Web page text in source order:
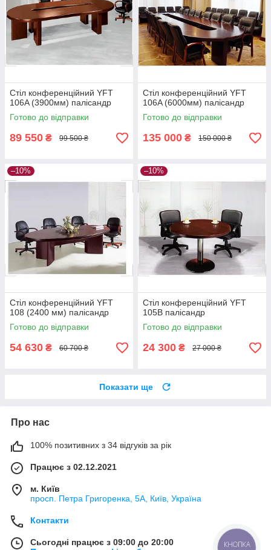
Стіл конференційний YFT
106A (3900мм) палісандр
Готово до відправки
89 550 ₴ 99 500 ₴
Стіл конференційний YFT
106A (6000мм) палісандр
Готово до відправки
135 000 ₴ 150 000 ₴
–10%
Стіл конференційний YFT
108 (2400 мм) палісандр
Готово до відправки
54 630 ₴ 60 700 ₴
–10%
Стіл конференційний YFT
105B палісандр
Готово до відправки
24 300 ₴ 27 000 ₴
Показати ще
Про нас
100% позитивних з 34 відгуків за рік
Працює з 02.12.2021
м. Київ
просп. Петра Григоренка, 5А, Київ, Україна
Контакти
Сьогодні працює з 09:00 до 20:00
КНОПКА